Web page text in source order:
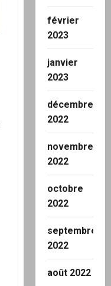
février
2023
janvier
2023
décembre
2022
novembre
2022
octobre
2022
septembre
2022
août 2022